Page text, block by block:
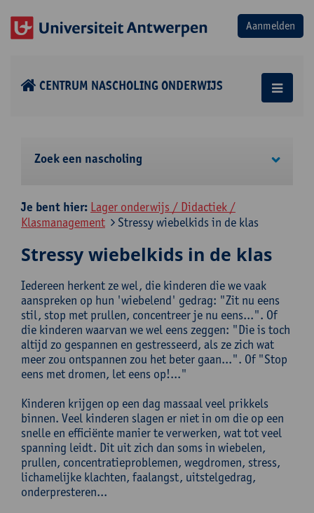
CENTRUM NASCHOLING ONDERWIJS
Zoek een nascholing
Je bent hier: Lager onderwijs / Didactiek /
Klasmanagement
Stressy wiebelkids in de klas
Stressy wiebelkids in de klas
Iedereen herkent ze wel, die kinderen die we vaak
aanspreken op hun 'wiebelend' gedrag: "Zit nu eens
stil, stop met prullen, concentreer je nu eens...". Of
die kinderen waarvan we wel eens zeggen: "Die is toch
altijd zo gespannen en gestresseerd, als ze zich wat
meer zou ontspannen zou het beter gaan...". Of "Stop
eens met dromen, let eens op!..."
Kinderen krijgen op een dag massaal veel prikkels
binnen. Veel kinderen slagen er niet in om die op een
snelle en efficiënte manier te verwerken, wat tot veel
spanning leidt. Dit uit zich dan soms in wiebelen,
prullen, concentratieproblemen, wegdromen, stress,
lichamelijke klachten, faalangst, uitstelgedrag,
onderpresteren...